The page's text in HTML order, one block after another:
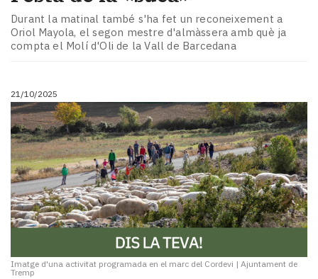
Durant la matinal també s'ha fet un reconeixement a
Oriol Mayola, el segon mestre d'almàssera amb què ja
compta el Molí d'Oli de la Vall de Barcedana
21/10/2025
Imatge d'una activitat programada en el marc del Cordevi | Ajuntament de
Tremp